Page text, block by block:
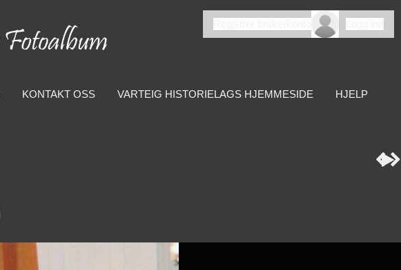
KONTAKT OSS VARTEIG HISTORIELAGS HJEMMESIDE HJELP
